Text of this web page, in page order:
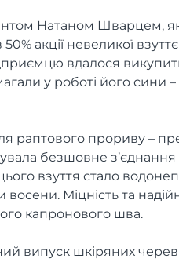
Натаном Шварцем,
акції невеликої
вдалося
у роботі його сини
раптового прориву –
безшовне з’єднання
взуття стало
Міцність та
капронового шва.
випуск шкіряних